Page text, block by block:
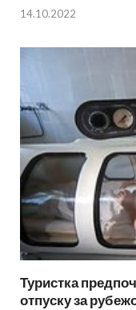
14.10.2022
Туристка
отпуску за